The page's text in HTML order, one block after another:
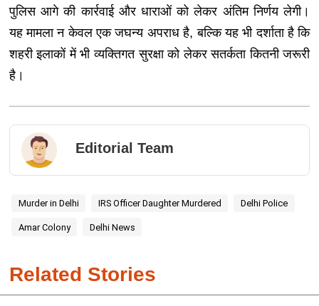
पुलिस आगे की कार्रवाई और धाराओं को लेकर अंतिम निर्णय लेगी।
यह मामला न केवल एक जघन्य अपराध है, बल्कि यह भी दर्शाता है कि
शहरी इलाकों में भी व्यक्तिगत सुरक्षा को लेकर सतर्कता कितनी जरूरी
है।
Editorial Team
Murder in Delhi IRS Officer Daughter Murdered Delhi Police
Amar Colony Delhi News
Related Stories